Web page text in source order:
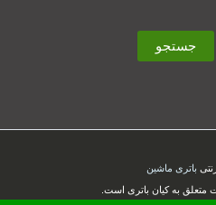
جستجو
باتری ماشین
به کیان باتری است.